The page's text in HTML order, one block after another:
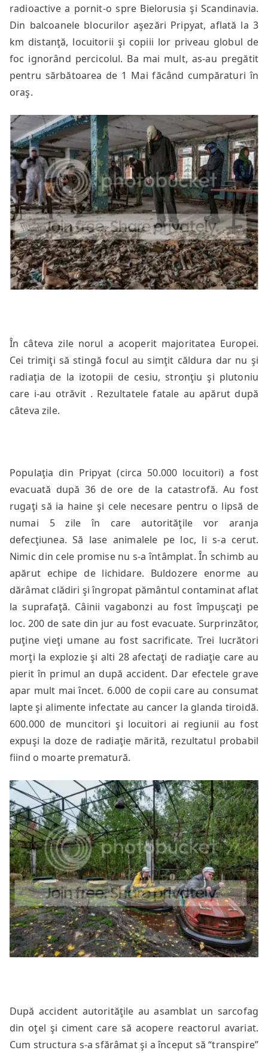
radioactive a pornit-o spre Bielorusia şi Scandinavia.
Din balcoanele blocurilor aşezări Pripyat, aflată la 3
km distanţă, locuitorii şi copiii lor priveau globul de
foc ignorând percicolul. Ba mai mult, as-au pregătit
pentru sărbătoarea de 1 Mai făcând cumpăraturi în
oraş.
În câteva zile norul a acoperit majoritatea Europei.
Cei trimiţi să stingă focul au simţit căldura dar nu şi
radiaţia de la izotopii de cesiu, stronţiu şi plutoniu
care i-au otrăvit . Rezultatele fatale au apărut după
câteva zile.
Populaţia din Pripyat (circa 50.000 locuitori) a fost
evacuată după 36 de ore de la catastrofă. Au fost
rugaţi să ia haine şi cele necesare pentru o lipsă de
numai 5 zile în care autorităţile vor aranja
defecţiunea. Să lase animalele pe loc, li s-a cerut.
Nimic din cele promise nu s-a întâmplat. În schimb au
apărut echipe de lichidare. Buldozere enorme au
dărâmat clădiri şi îngropat pământul contaminat aflat
la suprafaţă. Câinii vagabonzi au fost împuşcaţi pe
loc. 200 de sate din jur au fost evacuate. Surprinzător,
puţine vieţi umane au fost sacrificate. Trei lucrători
morţi la explozie şi alti 28 afectaţi de radiaţie care au
pierit în primul an după accident. Dar efectele grave
apar mult mai încet. 6.000 de copii care au consumat
lapte şi alimente infectate au cancer la glanda tiroidă.
600.000 de muncitori şi locuitori ai regiunii au fost
expuşi la doze de radiaţie mărită, rezultatul probabil
fiind o moarte prematură.
După accident autorităţile au asamblat un sarcofag
din oţel şi ciment care să acopere reactorul avariat.
Cum structura s-a sfărâmat şi a început să “transpire”